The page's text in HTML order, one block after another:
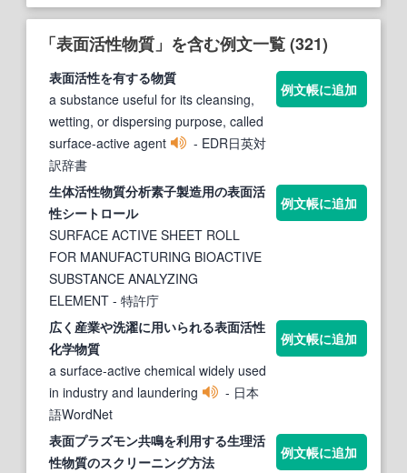
「表面活性物質」を含む例文一覧 (321)
表面活性を有する物質
a substance useful for its cleansing,
wetting, or dispersing purpose, called
surface-active agent
- EDR日英対
訳辞書
例文帳に追加
生体活性物質分析素子製造用の表面活
性シートロール
SURFACE ACTIVE SHEET ROLL
FOR MANUFACTURING BIOACTIVE
SUBSTANCE ANALYZING
ELEMENT - 特許庁
例文帳に追加
広く産業や洗濯に用いられる表面活性
化学物質
a surface-active chemical widely used
in industry and laundering
- 日本
語WordNet
例文帳に追加
表面プラズモン共鳴を利用する生理活
性物質のスクリーニング方法
例文帳に追加